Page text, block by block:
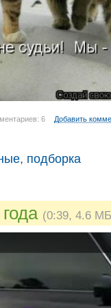
6 Добавить
, подборка
(0:39, 4.6